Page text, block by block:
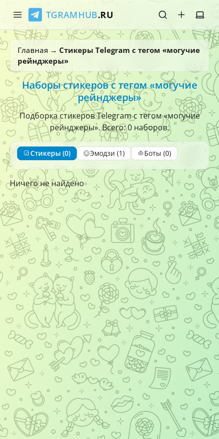
TGRAMHUB.RU
Главная
Стикеры
Эмодзи
Боты
О нас
Главная → Стикеры Telegram с тегом «могучие
рейнджеры»
Наборы стикеров с тегом «могучие
рейнджеры»
Подборка стикеров Telegram с тегом «могучие
рейнджеры». Всего: 0 наборов.
Стикеры (0) Эмодзи (1) Боты (0)
Ничего не найдено